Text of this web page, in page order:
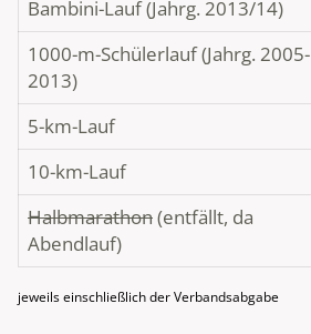
Bambini-Lauf (Jahrg. 2013/14)
1000-m-Schülerlauf (Jahrg. 2005-
2013)
5-km-Lauf
10-km-Lauf
Halbmarathon(entfällt, da
Abendlauf)
jeweils einschließlich der Verbandsabgabe